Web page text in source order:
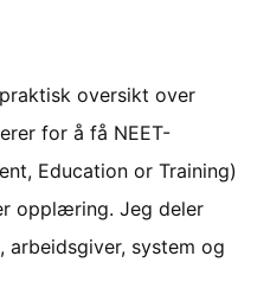
oversikt over
for å få NEET-
Education or Training)
opplæring. Jeg deler
arbeidsgiver, system og